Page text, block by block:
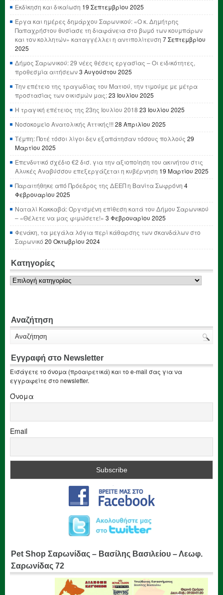
Εκδίκηση και δικαίωση 19 Σεπτεμβρίου 2025
Έργα και ημέρες δημάρχου Σαρωνικού: «Ο κ. Δημήτρης
Παπαχρήστου θυσίασε τη διαφάνεια στο βωμό των κουμπάρων
και τον κολλητών» καταγγέλλει η αντιπολίτευση 7 Σεπτεμβρίου
2025
Δήμος Σαρωνικού: 29 νέες θέσεις εργασίας – Οι ειδικότητες,
προθεσμία αιτήσεων3 Αυγούστου 2025
Την επέτειο της τραγωδίας του Ματιού, την τιμούμε με μέτρα
προστασίας των οικισμών μας;23 Ιουλίου 2025
Η τραγική επέτειος της 23ης Ιουλίου 2018 23 Ιουλίου 2025
Νοσοκομείο Ανατολικής Αττικής!!! 28 Απριλίου 2025
Τέμπη: Ποτέ τόσοι λίγοι δεν εξαπάτησαν τόσους πολλούς 29
Μαρτίου 2025
Επενδυτικό σχέδιο €2 δισ. για την αξιοποίηση του ακινήτου στις
Αλυκές Αναβύσσου επεξεργάζεται η κυβέρνηση 19 Μαρτίου 2025
Παραιτήθηκε από Πρόεδρος της ΔΕΕΠ η Βανίτα Σωφρόνη 4
Φεβρουαρίου 2025
Ναταλί Κακκαβά: Οργισμένη επίθεση κατά του Δήμου Σαρωνικού
– «Θέλετε να μας φιμώσετε!» 3 Φεβρουαρίου 2025
Φενάκη, τα μεγάλα λόγια περί κάθαρσης των σκανδάλων στο
Σαρωνικό 20 Οκτωβρίου 2024
Κατηγορίες
Κατηγορίες
Αναζήτηση
Εγγραφή στο Newsletter
Εισάγετε το όνομα (προαιρετικά) και το e-mail σας για να
εγγραφείτε στο newsletter.
Όνομα
Email
Pet Shop Σαρωνίδας – Βασίλης Βασιλείου – Λεωφ.
Σαρωνίδας 72